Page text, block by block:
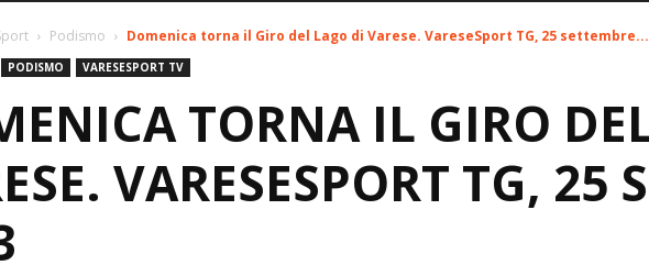
Podismo Domenica torna il Giro del Lago di Varese. VareseSport TG, 25 settembre...
PODISMO VARESESPORT TV
TORNA IL GIRO
VARESESPORT TG, 25